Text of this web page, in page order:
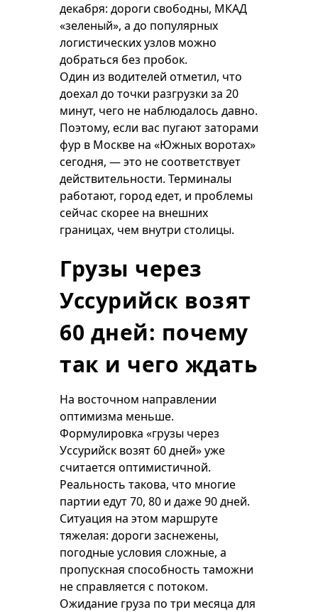
декабря: дороги свободны, МКАД
«зеленый», а до популярных
логистических узлов можно
добраться без пробок.
Один из водителей отметил, что
доехал до точки разгрузки за 20
минут, чего не наблюдалось давно.
Поэтому, если вас пугают заторами
фур в Москве на «Южных воротах»
сегодня, — это не соответствует
действительности. Терминалы
работают, город едет, и проблемы
сейчас скорее на внешних
границах, чем внутри столицы.
Грузы через
Уссурийск возят
60 дней: почему
так и чего ждать
На восточном направлении
оптимизма меньше.
Формулировка «грузы через
Уссурийск возят 60 дней» уже
считается оптимистичной.
Реальность такова, что многие
партии едут 70, 80 и даже 90 дней.
Ситуация на этом маршруте
тяжелая: дороги заснежены,
погодные условия сложные, а
пропускная способность таможни
не справляется с потоком.
Ожидание груза по три месяца для